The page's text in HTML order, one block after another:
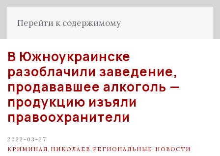
Перейти к содержимому
В Южноукраинске
разоблачили заведение,
продававшее алкоголь —
продукцию изъяли
правоохранители
2022-03-27
КРИМИНАЛ НИКОЛАЕВ РЕГИОНАЛЬНЫЕ НОВОСТИ